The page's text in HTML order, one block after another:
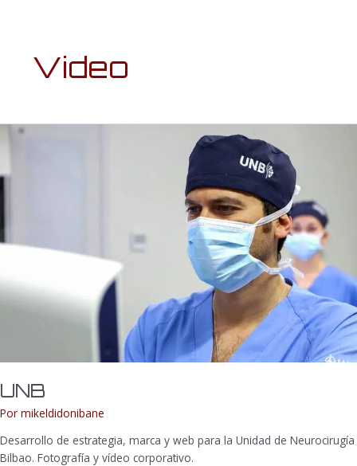
Video
UNB
Por mikeldidonibane
Desarrollo de estrategia, marca y web para la Unidad de Neurocirugía
Bilbao. Fotografía y vídeo corporativo.
UNB